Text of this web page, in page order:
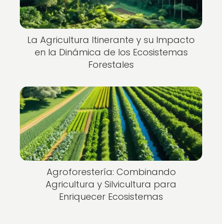
La Agricultura Itinerante y su Impacto
en la Dinámica de los Ecosistemas
Forestales
Agroforestería: Combinando
Agricultura y Silvicultura para
Enriquecer Ecosistemas